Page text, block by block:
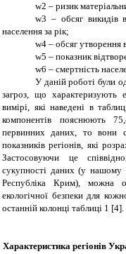
w2– ризик
w3– обсяг викидів
населення за рік;
w4– обсяг утворення
w5– показник
w6– смертність
У даній роботі були
загроз, що характеризують
вимірі, які наведені в
компонентів пояснюють
первинних даних, то вони
показників регіонів, які
Застосовуючи це
сукупності даних (у нашому
Республіка Крим), можна
екологічної безпеки для
останній колонці таблиці 1 [4].
Характеристика регіонів